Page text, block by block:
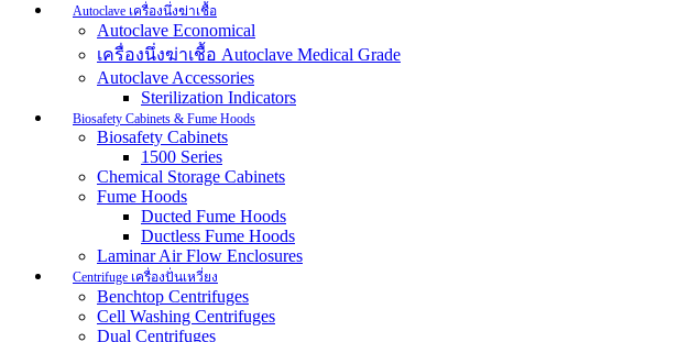
Autoclave เครื่องนึ่งฆ่าเชื้อ
Autoclave Economical
เครื่องนึ่งฆ่าเชื้อ Autoclave Medical Grade
Autoclave Accessories
Sterilization Indicators
Biosafety Cabinets & Fume Hoods
Biosafety Cabinets
1500 Series
Chemical Storage Cabinets
Fume Hoods
Ducted Fume Hoods
Ductless Fume Hoods
Laminar Air Flow Enclosures
Centrifuge เครื่องปั่นเหวี่ยง
Benchtop Centrifuges
Cell Washing Centrifuges
Dual Centrifuges